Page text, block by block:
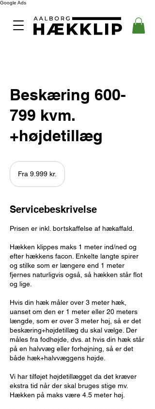
Google Ads
Beskæring 600-
799 kvm.
+højdetillæg
Fra
9.999
danske
kroner
Fra 9.999 kr.
Servicebeskrivelse
Prisen er inkl. bortskaffelse af hækaffald.
Hækken klippes maks 1 meter ind/ned og
efter hækkens facon. Enkelte langte spirer
og stilke som er længere end 1 meter
fjernes naturligvis også, så hækken står flot
og lige.
Hvis din hæk måler over 3 meter hæk,
uanset om den er 1 meter eller 20 meters
længde, som er over 3 meter høj, så er det
beskæring+højdetillæg du skal vælge. Der
måles fra fodhøjde, dvs. at hvis din hæk står
på en halvvæg eller forhøjning, så er det
både hæk+halvvæggens højde.
Vi har tilføjet højdetillægget da det kræver
ekstra tid når der skal bruges stige mv.
Hækken på maks være 4.5 meter høj.